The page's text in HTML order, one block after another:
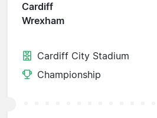
Cardiff
Wrexham
Cardiff City Stadium
Championship